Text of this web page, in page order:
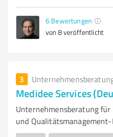
6 Bewertungen
von 8 veröffentlicht
3
Medidee Services
Unternehmensberatung für
und